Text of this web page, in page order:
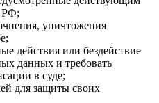
РФ;
уничтожения
действия или бездействие
данных и требовать
в суде;
для защиты своих